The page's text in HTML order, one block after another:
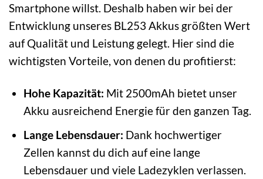
Smartphone willst. Deshalb haben wir bei der
Entwicklung unseres BL253 Akkus größten Wert
auf Qualität und Leistung gelegt. Hier sind die
wichtigsten Vorteile, von denen du profitierst:
Hohe Kapazität: Mit 2500mAh bietet unser
Akku ausreichend Energie für den ganzen Tag.
Lange Lebensdauer: Dank hochwertiger
Zellen kannst du dich auf eine lange
Lebensdauer und viele Ladezyklen verlassen.